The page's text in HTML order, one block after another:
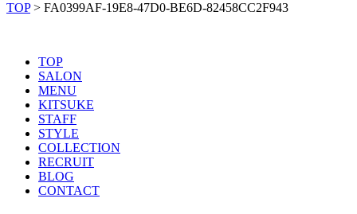
TOP> FA0399AF-19E8-47D0-BE6D-82458CC2F943
TOP
SALON
MENU
KITSUKE
STAFF
STYLE
COLLECTION
RECRUIT
BLOG
CONTACT